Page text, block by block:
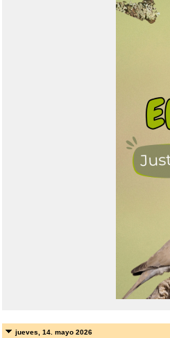
jueves, 14. mayo 2026